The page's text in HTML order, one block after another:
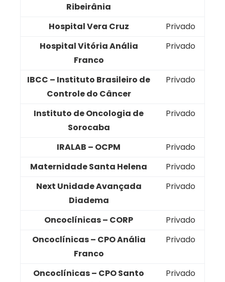
Ribeirânia
Hospital Vera Cruz
Privado
Hospital Vitória Anália
Franco
Privado
IBCC – Instituto Brasileiro de
Controle do Câncer
Privado
Instituto de Oncologia de
Sorocaba
Privado
IRALAB – OCPM
Privado
Maternidade Santa Helena
Privado
Next Unidade Avançada
Diadema
Privado
Oncoclínicas – CORP
Privado
Oncoclínicas – CPO Anália
Franco
Privado
Oncoclínicas – CPO Santo
Privado